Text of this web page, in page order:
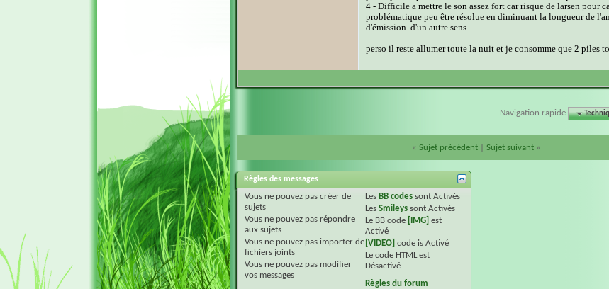
4 - Difficile a mettre le son assez fort car risque de larsen pour
problématique peu être résolue en diminuant la longueur de
d'émission. d'un autre sens.
perso il reste allumer toute la nuit et je consomme que 2 piles
Navigation rapide
« Sujet précédent| Sujet suivant »
Règles des messages
Vous ne pouvez pas créer de
sujets
Vous ne pouvez pas répondre
aux sujets
Vous ne pouvez pas importer de
fichiers joints
Vous ne pouvez pas modifier
vos messages
Les BB codessont Activés
Les Smileyssont Activés
Le BB code [IMG] est
Activé
[VIDEO] code is Activé
Le code HTML est
Désactivé
Règles du forum